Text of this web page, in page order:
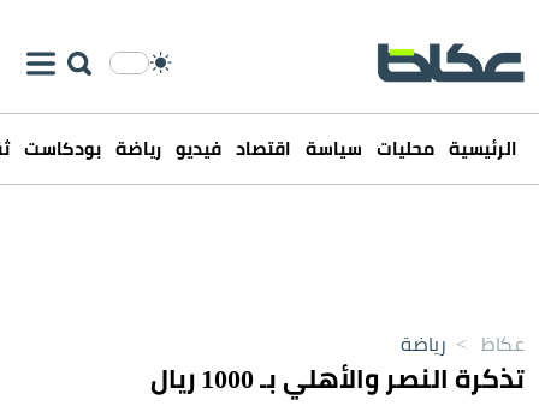
الرئيسية محليات سياسة اقتصاد فيديو رياضة بودكاست
عكاظ > رياضة
تذكرة النصر والأهلي بـ 1000 ريال